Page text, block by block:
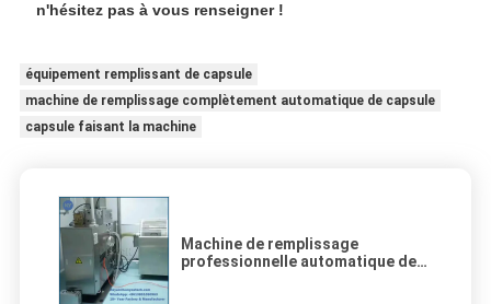
n'hésitez pas à vous renseigner !
équipement remplissant de capsule
machine de remplissage complètement automatique de capsule
capsule faisant la machine
Machine de remplissage
professionnelle automatique de